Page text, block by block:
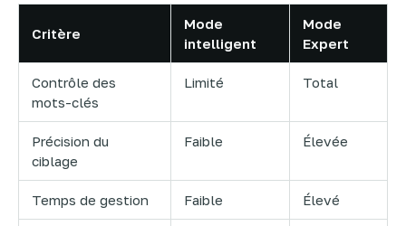
Critère
Mode
intelligent
Mode
Expert
Contrôle des
mots-clés
Limité Total
Précision du
ciblage
Faible Élevée
Temps de gestion Faible Élevé